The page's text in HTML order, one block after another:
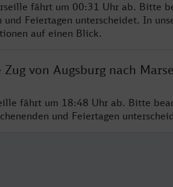
fährt um 00:31 Uhr ab. Bitte
und Feiertagen unterscheidet. In
auf einen Blick.
von Augsburg nach
fährt um 18:48 Uhr ab. Bitte
und Feiertagen